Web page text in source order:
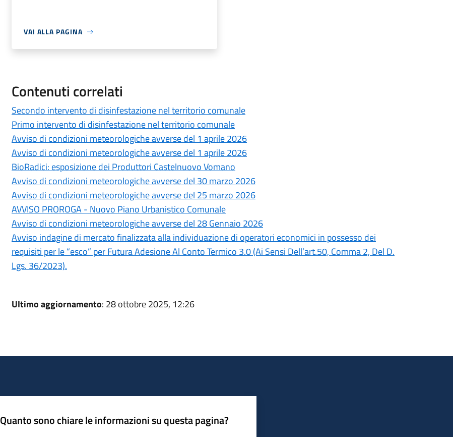
VAI ALLA PAGINA
Contenuti correlati
Secondo intervento di disinfestazione nel territorio comunale
Primo intervento di disinfestazione nel territorio comunale
Avviso di condizioni meteorologiche avverse del 1 aprile 2026
Avviso di condizioni meteorologiche avverse del 1 aprile 2026
BioRadici: esposizione dei Produttori Castelnuovo Vomano
Avviso di condizioni meteorologiche avverse del 30 marzo 2026
Avviso di condizioni meteorologiche avverse del 25 marzo 2026
AVVISO PROROGA - Nuovo Piano Urbanistico Comunale
Avviso di condizioni meteorologiche avverse del 28 Gennaio 2026
Avviso indagine di mercato finalizzata alla individuazione di operatori economici in possesso dei
requisiti per le “esco” per Futura Adesione Al Conto Termico 3.0 (Ai Sensi Dell’art.50, Comma 2, Del D.
Lgs. 36/2023).
Ultimo aggiornamento: 28 ottobre 2025, 12:26
Quanto sono chiare le informazioni su questa pagina?